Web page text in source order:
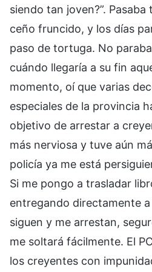
siendo tan joven?”.
ceño fruncido, y los días
paso de tortuga. No
cuándo llegaría a su fin
momento, oí que varias
especiales de la provincia
objetivo de arrestar a
más nerviosa y tuve aún
policía ya me está
Si me pongo a trasladar
entregando directamente a
siguen y me arrestan,
me soltará fácilmente. El
los creyentes con